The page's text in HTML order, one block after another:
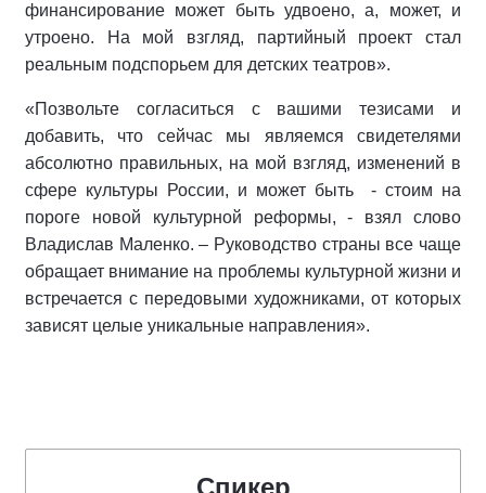
финансирование может быть удвоено, а, может, и
утроено. На мой взгляд, партийный проект стал
реальным подспорьем для детских театров».
«Позвольте согласиться с вашими тезисами и
добавить, что сейчас мы являемся свидетелями
абсолютно правильных, на мой взгляд, изменений в
сфере культуры России, и может быть - стоим на
пороге новой культурной реформы, - взял слово
Владислав Маленко. – Руководство страны все чаще
обращает внимание на проблемы культурной жизни и
встречается с передовыми художниками, от которых
зависят целые уникальные направления».
Спикер